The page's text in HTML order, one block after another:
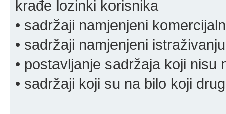
krađe lozinki korisnika
• sadržaji namjenjeni
• sadržaji namjenjeni
• postavljanje sadržaja koji
• sadržaji koji su na bilo koji